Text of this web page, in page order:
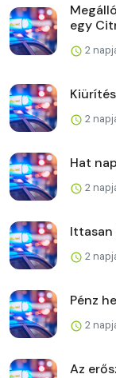
egy
2
2
Hat
2
Ittasan
2
Pénz
2
Az